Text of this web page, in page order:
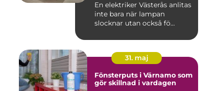
En elektriker Västerås anlitas
inte bara när lampan
slocknar utan också fö...
31. maj
Fönsterputs i Värnamo som
gör skillnad i vardagen